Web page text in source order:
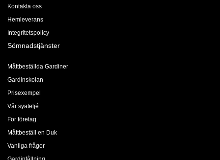
Kontakta oss
Hemleverans
Integritetspolicy
Sömnadstjänster
Måttbeställda Gardiner
Gardinskolan
Prisexempel
Vår syateljé
För företag
Måttbeställ en Duk
Vanliga frågor